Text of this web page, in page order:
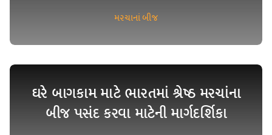
મરચાનાં બીજ
ઘરે બાગકામ માટે ભારતમાં શ્રેષ્ઠ મરચાંના
બીજ પસંદ કરવા માટેની માર્ગદર્શિકા